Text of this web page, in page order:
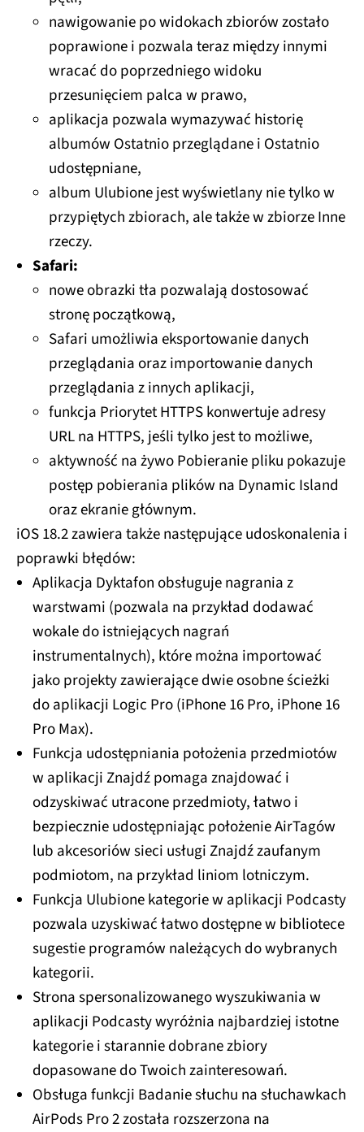
nawigowanie po widokach zbiorów zostało
poprawione i pozwala teraz między innymi
wracać do poprzedniego widoku
przesunięciem palca w prawo,
aplikacja pozwala wymazywać historię
albumów Ostatnio przeglądane i Ostatnio
udostępniane,
album Ulubione jest wyświetlany nie tylko w
przypiętych zbiorach, ale także w zbiorze Inne
rzeczy.
Safari:
nowe obrazki tła pozwalają dostosować
stronę początkową,
Safari umożliwia eksportowanie danych
przeglądania oraz importowanie danych
przeglądania z innych aplikacji,
funkcja Priorytet HTTPS konwertuje adresy
URL na HTTPS, jeśli tylko jest to możliwe,
aktywność na żywo Pobieranie pliku pokazuje
postęp pobierania plików na Dynamic Island
oraz ekranie głównym.
iOS 18.2 zawiera także następujące udoskonalenia i
poprawki błędów:
Aplikacja Dyktafon obsługuje nagrania z
warstwami (pozwala na przykład dodawać
wokale do istniejących nagrań
instrumentalnych), które można importować
jako projekty zawierające dwie osobne ścieżki
do aplikacji Logic Pro (iPhone 16 Pro, iPhone 16
Pro Max).
Funkcja udostępniania położenia przedmiotów
w aplikacji Znajdź pomaga znajdować i
odzyskiwać utracone przedmioty, łatwo i
bezpiecznie udostępniając położenie AirTagów
lub akcesoriów sieci usługi Znajdź zaufanym
podmiotom, na przykład liniom lotniczym.
Funkcja Ulubione kategorie w aplikacji Podcasty
pozwala uzyskiwać łatwo dostępne w bibliotece
sugestie programów należących do wybranych
kategorii.
Strona spersonalizowanego wyszukiwania w
aplikacji Podcasty wyróżnia najbardziej istotne
kategorie i starannie dobrane zbiory
dopasowane do Twoich zainteresowań.
Obsługa funkcji Badanie słuchu na słuchawkach
AirPods Pro 2 została rozszerzona na